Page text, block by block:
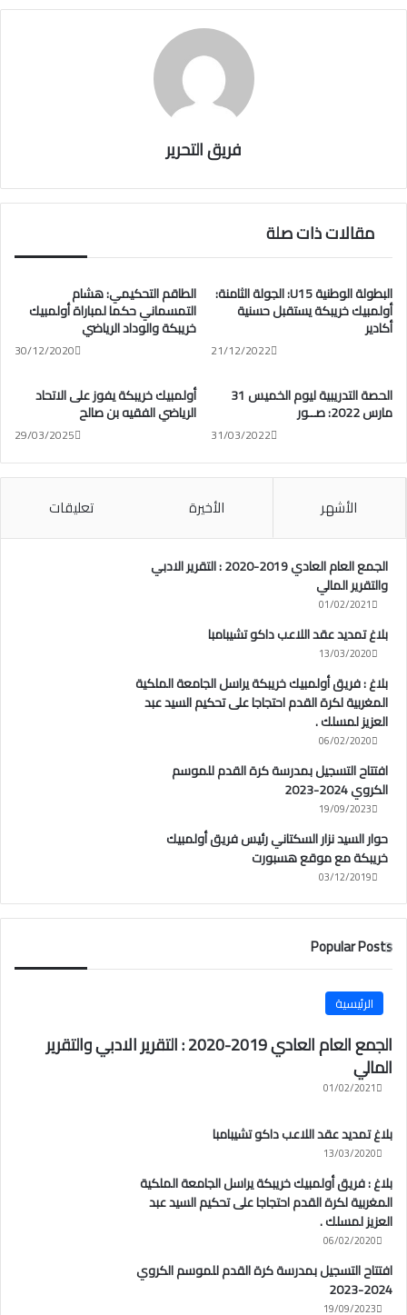
فريق التحرير
مقالات ذات صلة
الطاقم التحكيمي: هشام
التمسماني حكما لمباراة أولمبيك
خريبكة والوداد الرياضي
30/12/2020
البطولة الوطنية U15: الجولة الثامنة:
أولمبيك خريبكة يستقبل حسنية
أكادير
21/12/2022
أولمبيك خريبكة يفوز على الاتحاد
الرياضي الفقيه بن صالح
29/03/2025
الحصة التدريبية ليوم الخميس 31
مارس 2022: صــور
31/03/2022
الأشهر الأخيرة تعليقات
الجمع العام العادي 2019-2020 : التقرير الادبي
والتقرير المالي
01/02/2021
بلاغ تمديد عقد اللاعب داكو تشيبامبا
13/03/2020
بلاغ : فريق أولمبيك خريبكة يراسل الجامعة الملكية
المغربية لكرة القدم احتجاجا على تحكيم السيد عبد
العزيز لمسلك .
06/02/2020
افتتاح التسجيل بمدرسة كرة القدم للموسم
الكروي 2024-2023
19/09/2023
حوار السيد نزار السكتاني رئيس فريق أولمبيك
خريبكة مع موقع هسبورت
03/12/2019
Popular Posts
الرئيسية
الجمع العام العادي 2019-2020 : التقرير الادبي والتقرير
المالي
01/02/2021
بلاغ تمديد عقد اللاعب داكو تشيبامبا
13/03/2020
بلاغ : فريق أولمبيك خريبكة يراسل الجامعة الملكية
المغربية لكرة القدم احتجاجا على تحكيم السيد عبد
العزيز لمسلك .
06/02/2020
افتتاح التسجيل بمدرسة كرة القدم للموسم الكروي
2024-2023
19/09/2023